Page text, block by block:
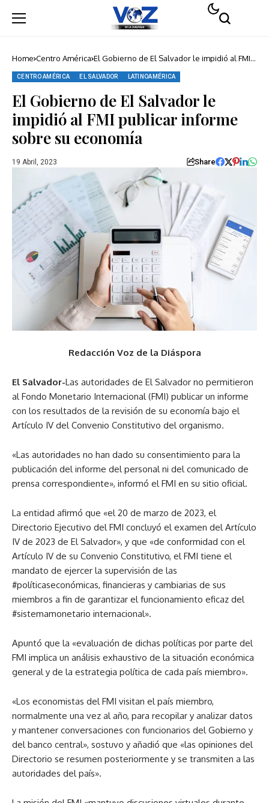
Home Centro América El Gobierno de El Salvador le impidió al FMI
CENTRO AMÉRICA EL SALVADOR LATINOAMÉRICA
El Gobierno de El Salvador le
impidió al FMI publicar informe
sobre su economía
19 Abril, 2023 Share
Redacción Voz de la Diáspora
El Salvador-Las autoridades de El Salvador no permitieron
al Fondo Monetario Internacional (FMI) publicar un informe
con los resultados de la revisión de su economía bajo el
Artículo IV del Convenio Constitutivo del organismo.
«Las autoridades no han dado su consentimiento para la
publicación del informe del personal ni del comunicado de
prensa correspondiente», informó el FMI en su sitio oficial.
La entidad afirmó que «el 20 de marzo de 2023, el
Directorio Ejecutivo del FMI concluyó el examen del Artículo
IV de 2023 de El Salvador», y que «de conformidad con el
Artículo IV de su Convenio Constitutivo, el FMI tiene el
mandato de ejercer la supervisión de las
#políticaseconómicas, financieras y cambiarias de sus
miembros a fin de garantizar el funcionamiento eficaz del
#sistemamonetario internacional».
Apuntó que la «evaluación de dichas políticas por parte del
FMI implica un análisis exhaustivo de la situación económica
general y de la estrategia política de cada país miembro».
«Los economistas del FMI visitan el país miembro,
normalmente una vez al año, para recopilar y analizar datos
y mantener conversaciones con funcionarios del Gobierno y
del banco central», sostuvo y añadió que «las opiniones del
Directorio se resumen posteriormente y se transmiten a las
autoridades del país».